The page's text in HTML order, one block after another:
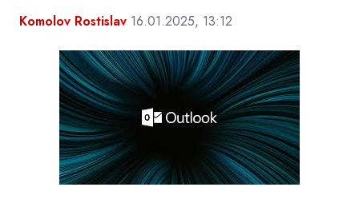
Komolov Rostislav 16.01.2025, 13:12